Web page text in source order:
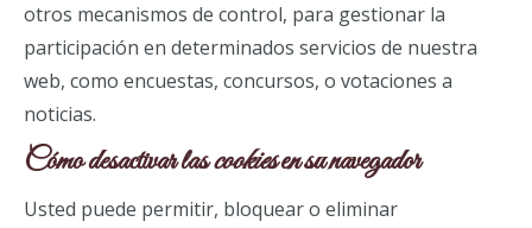
otros mecanismos de control, para gestionar la
participación en determinados servicios de nuestra
web, como encuestas, concursos, o votaciones a
noticias.
Cómo desactivar lascookiesen su navegador
Usted puede permitir, bloquear o eliminar